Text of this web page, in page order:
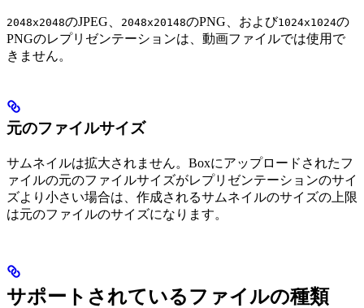
2048x2048のJPEG、 2048x20148のPNG、および1024x1024の
PNGのレプリゼンテーションは、動画ファイルでは使用で
きません。
元のファイルサイズ
サムネイルは拡大されません。Boxにアップロードされたフ
ァイルの元のファイルサイズがレプリゼンテーションのサイ
ズより小さい場合は、作成されるサムネイルのサイズの上限
は元のファイルのサイズになります。
サポートされているファイルの種類